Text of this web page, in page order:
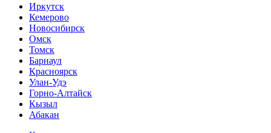
Иркутск
Кемерово
Новосибирск
Омск
Томск
Барнаул
Красноярск
Улан-Удэ
Горно-Алтайск
Кызыл
Абакан